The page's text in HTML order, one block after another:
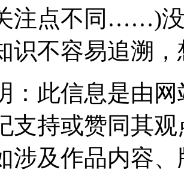
注点不同……)
识不容易追溯
：此信息是由
支持或赞同其
涉及作品内容